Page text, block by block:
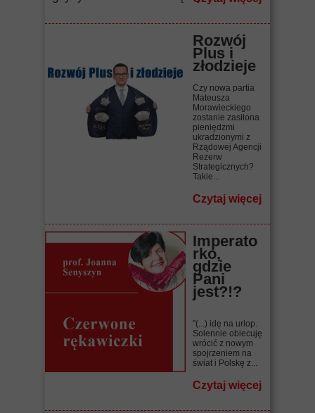
Rozwój
Plus i
złodzieje
Czy nowa partia
Mateusza
Morawieckiego
zostanie zasilona
pieniędzmi
ukradzionymi z
Rządowej Agencji
Rezerw
Strategicznych?
Takie...
Czytaj więcej
Imperato
rko,
gdzie
Pani
jest?!?
"(...) idę na urlop.
Solennie obiecuję
wrócić z nowym
spojrzeniem na
świat i Polskę z...
Czytaj więcej